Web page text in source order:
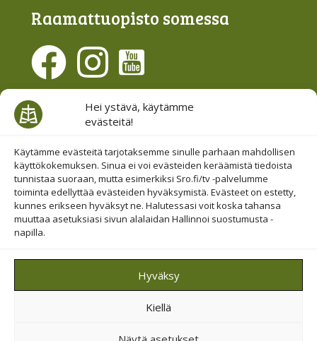
Hei ystävä, käytämme
evästeitä!
Käytämme evästeitä tarjotaksemme sinulle parhaan mahdollisen
käyttökokemuksen. Sinua ei voi evästeiden keräämistä tiedoista
tunnistaa suoraan, mutta esimerkiksi Sro.fi/tv -palvelumme
toiminta edellyttää evästeiden hyväksymistä. Evästeet on estetty,
kunnes erikseen hyväksyt ne. Halutessasi voit koska tahansa
muuttaa asetuksiasi sivun alalaidan Hallinnoi suostumusta -
napilla.
Hyväksy
Kiellä
Raamattu­opisto somessa
Evästesuostumus
Hallinnoi evästeitä
Etsi sivuiltamme
© 2019-2026 Suomen Raamattuopiston Säätiö
Saavutettavuus huomioitu
Tietosuojajaehdot